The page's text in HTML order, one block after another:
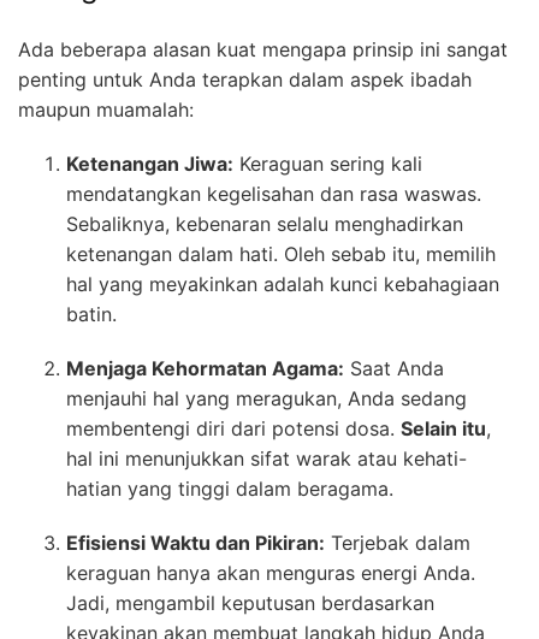
Ada beberapa alasan kuat mengapa prinsip ini sangat
penting untuk Anda terapkan dalam aspek ibadah
maupun muamalah:
Ketenangan Jiwa: Keraguan sering kali
mendatangkan kegelisahan dan rasa waswas.
Sebaliknya, kebenaran selalu menghadirkan
ketenangan dalam hati. Oleh sebab itu, memilih
hal yang meyakinkan adalah kunci kebahagiaan
batin.
Menjaga Kehormatan Agama: Saat Anda
menjauhi hal yang meragukan, Anda sedang
membentengi diri dari potensi dosa. Selain itu,
hal ini menunjukkan sifat warak atau kehati-
hatian yang tinggi dalam beragama.
Efisiensi Waktu dan Pikiran: Terjebak dalam
keraguan hanya akan menguras energi Anda.
Jadi, mengambil keputusan berdasarkan
keyakinan akan membuat langkah hidup Anda